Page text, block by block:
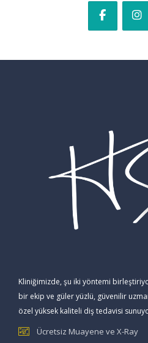
Kliniğimizde, şu iki yöntemi
bir ekip ve güler yüzlü, güvenilir
özel yüksek kaliteli diş tedavisi
Ücretsiz Muayene ve X-Ray